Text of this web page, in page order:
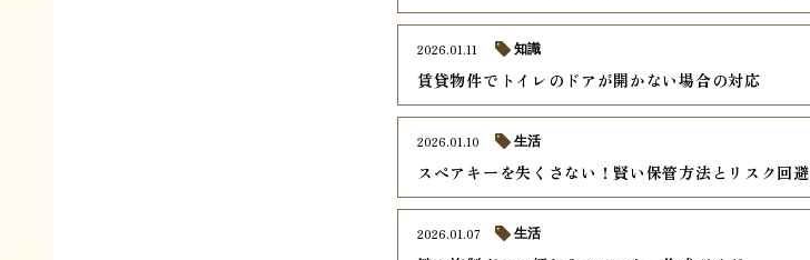
賃貸物件でトイレのドアが開かない場合の対応
2026.01.11 知識
スペアキーを失くさない！賢い保管方法とリスク回避
2026.01.10 生活
2026.01.07 生活